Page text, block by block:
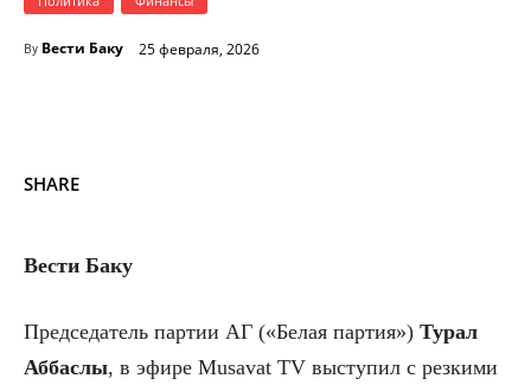
By Вести Баку 25 февраля, 2026
SHARE
Вести Баку
Председатель партии АГ («Белая партия») Турал
Аббаслы, в эфире Musavat TV выступил с резкими